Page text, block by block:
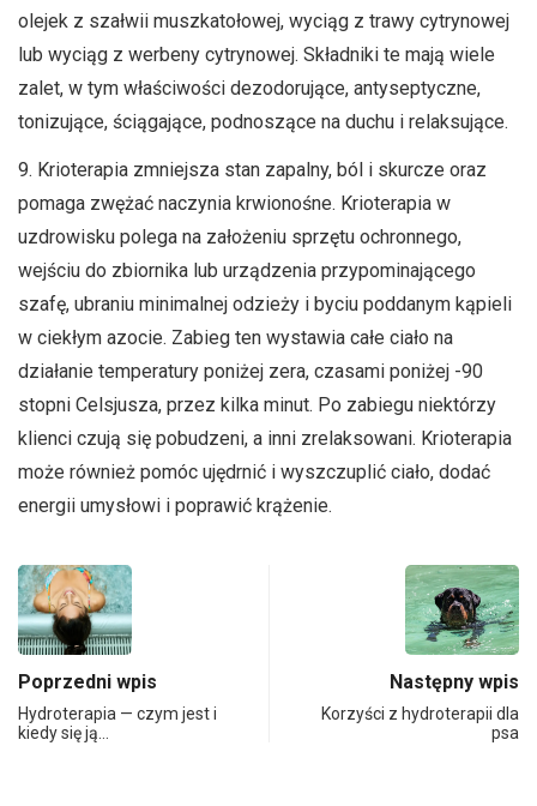
olejek z szałwii muszkatołowej, wyciąg z trawy cytrynowej
lub wyciąg z werbeny cytrynowej. Składniki te mają wiele
zalet, w tym właściwości dezodorujące, antyseptyczne,
tonizujące, ściągające, podnoszące na duchu i relaksujące.
9. Krioterapia zmniejsza stan zapalny, ból i skurcze oraz
pomaga zwężać naczynia krwionośne. Krioterapia w
uzdrowisku polega na założeniu sprzętu ochronnego,
wejściu do zbiornika lub urządzenia przypominającego
szafę, ubraniu minimalnej odzieży i byciu poddanym kąpieli
w ciekłym azocie. Zabieg ten wystawia całe ciało na
działanie temperatury poniżej zera, czasami poniżej -90
stopni Celsjusza, przez kilka minut. Po zabiegu niektórzy
klienci czują się pobudzeni, a inni zrelaksowani. Krioterapia
może również pomóc ujędrnić i wyszczuplić ciało, dodać
energii umysłowi i poprawić krążenie.
Poprzedni wpis
Hydroterapia — czym jest i
kiedy się ją…
Następny wpis
Korzyści z hydroterapii dla
psa